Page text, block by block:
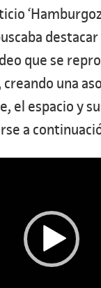
que se
una
el espacio y
a